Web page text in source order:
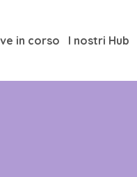
in corso I nostri Hub